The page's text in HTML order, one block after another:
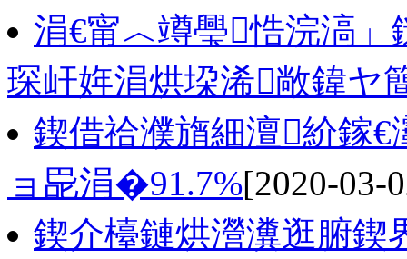
涓€甯︿竴璺悎浣滈
琛屽姩涓烘垜浠敞鍏ヤ
鍥借祫濮旓細澶紒鎵
ョ巼涓�91.7%[2020-03-
鍥介檯鏈烘瀯瀵逛腑鍥